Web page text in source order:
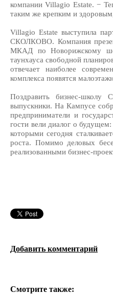
компании Villagio Estate. −
таким же крепким и
Villagio Estate выступила
СКОЛКОВО. Компания
МКАД по Новорижскому
таунхауса свободной
отвечает наиболее
комплекса появятся
Поздравить бизнес-
выпускники. На Кампусе
предприниматели и
гости вели диалог о
которыми сегодня
роста. Помимо деловых
реализованными бизнес-
Добавить комментарий
Смотрите также: